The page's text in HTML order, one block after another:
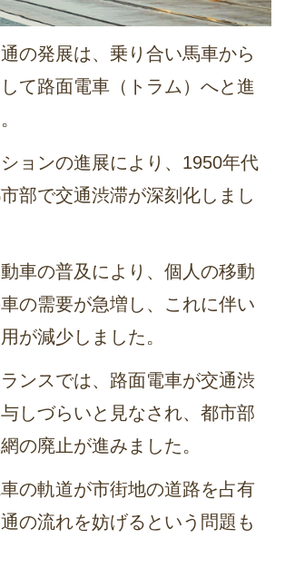
の発展は、乗り合い馬車から
て路面電車（トラム）へと進
ョンの進展により、1950年代
部で交通渋滞が深刻化しまし
車の普及により、個人の移動
の需要が急増し、これに伴い
が減少しました。
ンスでは、路面電車が交通渋
しづらいと見なされ、都市部
の廃止が進みました。
の軌道が市街地の道路を占有
の流れを妨げるという問題も